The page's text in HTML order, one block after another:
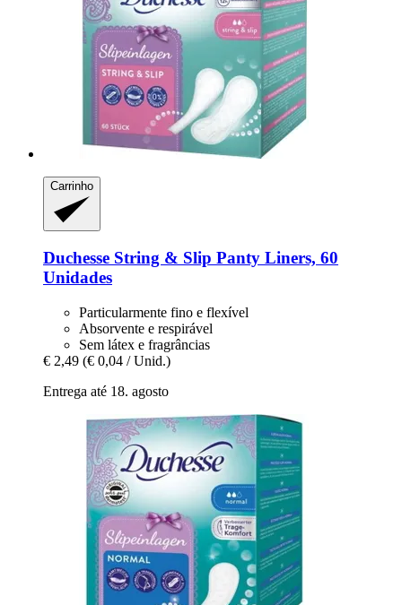
Carrinho
Duchesse String & Slip Panty Liners, 60
Unidades
Particularmente fino e flexível
Absorvente e respirável
Sem látex e fragrâncias
€ 2,49 (€ 0,04 / Unid.)
Entrega até 18. agosto